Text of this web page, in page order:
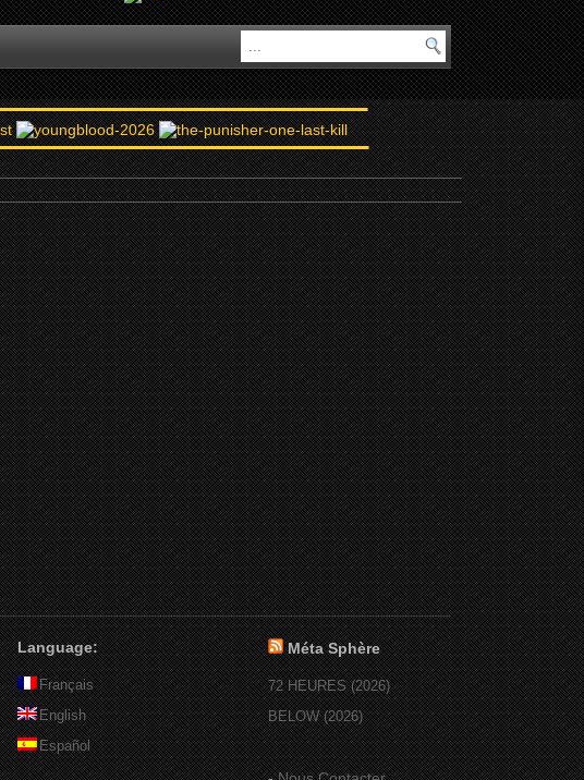
Language:
Français
English
Español
Méta Sphère
72 HEURES (2026)
BELOW (2026)